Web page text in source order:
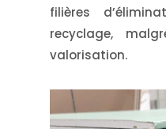
filières
recyclage,
valorisation.